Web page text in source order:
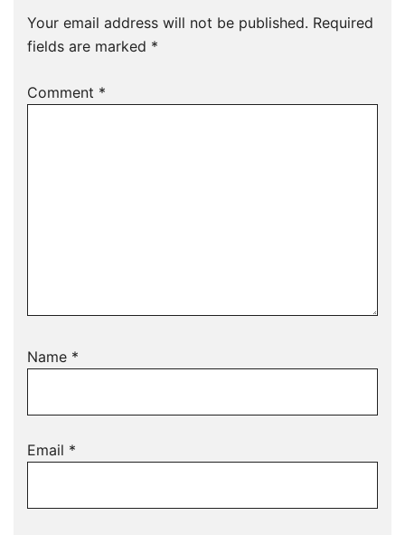
Your email address will not be published. Required
fields are marked *
Comment *
Name *
Email *